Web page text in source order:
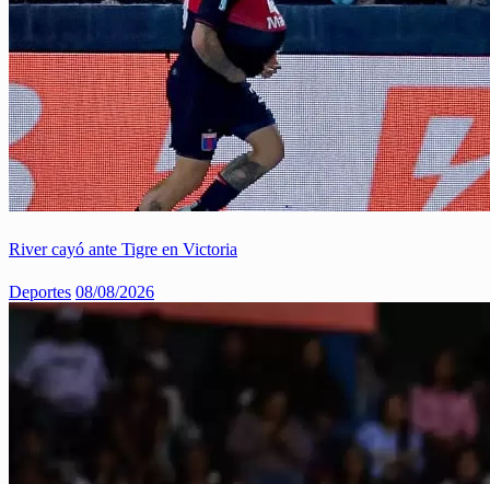
River cayó ante Tigre en Victoria
Deportes 08/08/2026